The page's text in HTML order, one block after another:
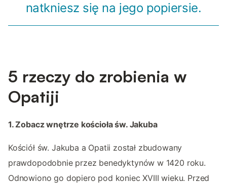
natkniesz się na jego popiersie.
5 rzeczy do zrobienia w
Opatiji
1. Zobacz wnętrze kościoła św. Jakuba
Kościół św. Jakuba a Opatii został zbudowany
prawdopodobnie przez benedyktynów w 1420 roku.
Odnowiono go dopiero pod koniec XVIII wieku. Przed